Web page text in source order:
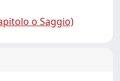
o Saggio)